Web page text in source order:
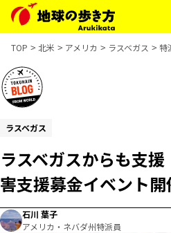
TOP 北米 アメリカ ラスベガス 特
ラスベガス
ラスベガスからも支
害支援募金イベント開
石川 葉子
アメリカ・ネバダ州特派員